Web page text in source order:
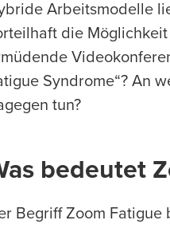
Arbeitsmodelle
die Möglichkeit
Syndrome“? An
tun?
bedeutet
Begriff Zoom